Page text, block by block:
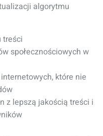
algorytmu
treści
społecznościowych w
które nie
z lepszą jakością treści i